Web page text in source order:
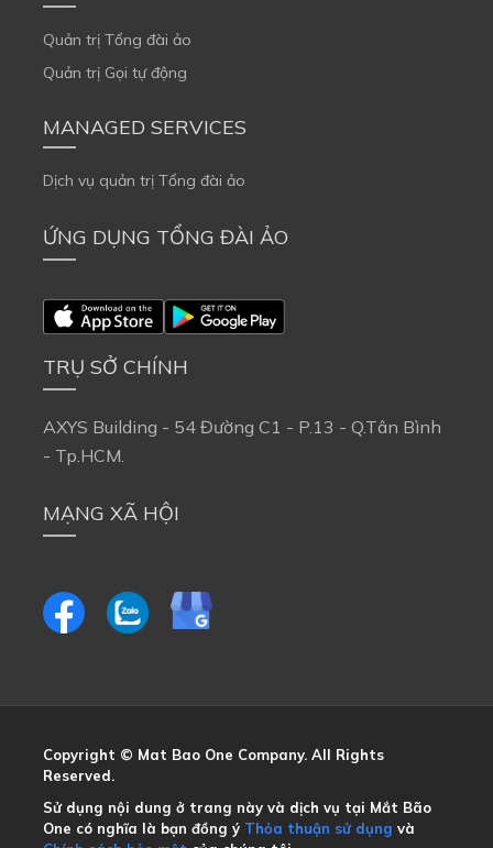
Quản trị Tổng đài ảo
Quản trị Gọi tự động
MANAGED SERVICES
Dịch vụ quản trị Tổng đài ảo
ỨNG DỤNG TỔNG ĐÀI ẢO
TRỤ SỞ CHÍNH
AXYS Building - 54 Đường C1 - P.13 - Q.Tân Bình
- Tp.HCM.
MẠNG XÃ HỘI
Copyright © Mat Bao One Company. All Rights
Reserved.
Sử dụng nội dung ở trang này và dịch vụ tại Mắt Bão
One có nghĩa là bạn đồng ý Thỏa thuận sử dụng và